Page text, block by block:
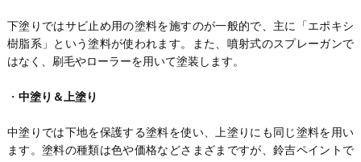
下塗りではサビ止め用の塗料を施すのが一般的で、主に「エポキシ
樹脂系」という塗料が使われます。また、噴射式のスプレーガンで
はなく、刷毛やローラーを用いて塗装します。
・ 中塗り＆上塗り
中塗りでは下地を保護する塗料を使い、上塗りにも同じ塗料を用い
ます。塗料の種類は色や価格などさまざまですが、鈴吉ペイントで